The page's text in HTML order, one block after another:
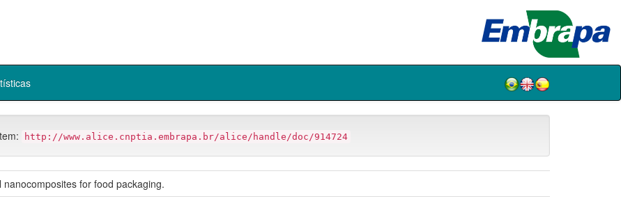
http://www.alice.cnptia.embrapa.br/alice/handle/doc/914724
for food packaging.